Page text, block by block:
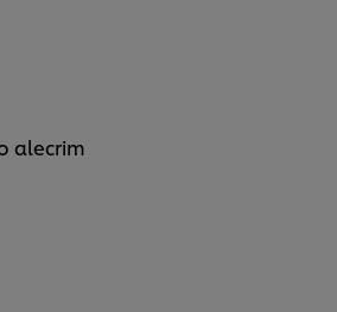
alecrim